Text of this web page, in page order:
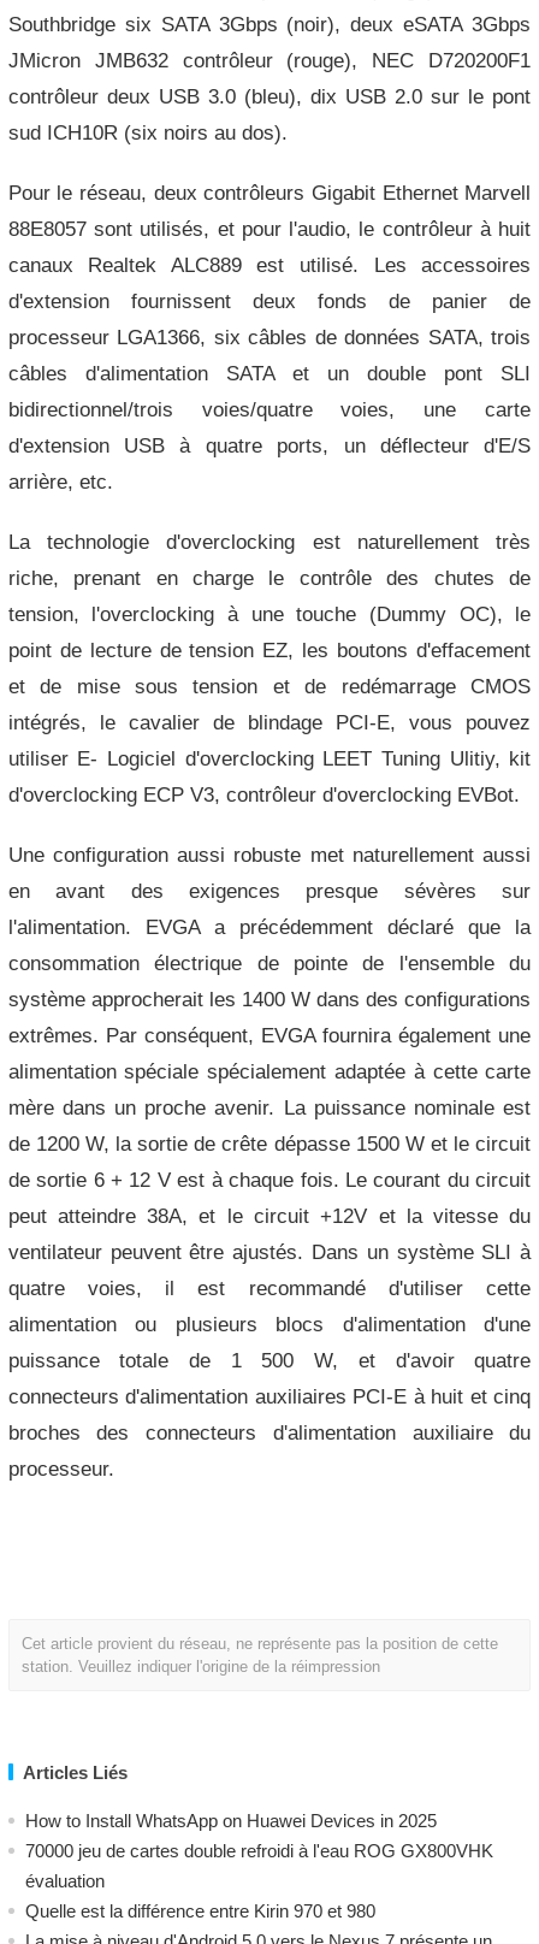
Southbridge six SATA 3Gbps (noir), deux eSATA 3Gbps
JMicron JMB632 contrôleur (rouge), NEC D720200F1
contrôleur deux USB 3.0 (bleu), dix USB 2.0 sur le pont
sud ICH10R (six noirs au dos).
Pour le réseau, deux contrôleurs Gigabit Ethernet Marvell
88E8057 sont utilisés, et pour l'audio, le contrôleur à huit
canaux Realtek ALC889 est utilisé.
Les accessoires
d'extension fournissent deux fonds de panier de
processeur LGA1366, six câbles de données SATA, trois
câbles d'alimentation SATA et un double pont SLI
bidirectionnel/trois voies/quatre voies, une carte
d'extension USB à quatre ports, un déflecteur d'E/S
arrière, etc.
La technologie d'overclocking est naturellement très
riche, prenant en charge le contrôle des chutes de
tension, l'overclocking à une touche (Dummy OC), le
point de lecture de tension EZ, les boutons d'effacement
et de mise sous tension et de redémarrage CMOS
intégrés, le cavalier de blindage PCI-E, vous pouvez
utiliser E- Logiciel d'overclocking LEET Tuning Ulitiy, kit
d'overclocking ECP V3, contrôleur d'overclocking EVBot.
Une configuration aussi robuste met naturellement aussi
en avant des exigences presque sévères sur
l'alimentation.
EVGA a précédemment déclaré que la
consommation électrique de pointe de l'ensemble du
système approcherait les 1400 W dans des configurations
extrêmes. Par conséquent, EVGA fournira également une
alimentation spéciale spécialement adaptée à cette carte
mère dans un proche avenir. La puissance nominale est
de 1200 W, la sortie de crête dépasse 1500 W et le circuit
de sortie 6 + 12 V est à chaque fois. Le courant du circuit
peut atteindre 38A, et le circuit +12V et la vitesse du
ventilateur peuvent être ajustés. Dans un système SLI à
quatre voies, il est recommandé d'utiliser cette
alimentation ou plusieurs blocs d'alimentation d'une
puissance totale de 1 500 W, et d'avoir quatre
connecteurs d'alimentation auxiliaires PCI-E à huit et cinq
broches des connecteurs d'alimentation auxiliaire du
processeur.
Cet article provient du réseau, ne représente pas la position de cette
station. Veuillez indiquer l'origine de la réimpression
Articles Liés
How to Install WhatsApp on Huawei Devices in 2025
70000 jeu de cartes double refroidi à l'eau ROG GX800VHK
évaluation
Quelle est la différence entre Kirin 970 et 980